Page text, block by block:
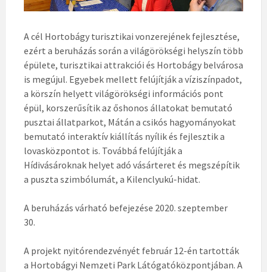
A cél Hortobágy turisztikai vonzerejének fejlesztése,
ezért a beruházás során a világörökségi helyszín több
épülete, turisztikai attrakciói és Hortobágy belvárosa
is megújul. Egyebek mellett felújítják a víziszínpadot,
a körszín helyett világörökségi információs pont
épül, korszerűsítik az őshonos állatokat bemutató
pusztai állatparkot, Mátán a csikós hagyományokat
bemutató interaktív kiállítás nyílik és fejlesztik a
lovasközpontot is. Továbbá felújítják a
Hídivásároknak helyet adó vásárteret és megszépítik
a puszta szimbólumát, a Kilenclyukú-hidat.
A beruházás várható befejezése 2020. szeptember
30.
A projekt nyitórendezvényét február 12-én tartották
a Hortobágyi Nemzeti Park Látógatóközpontjában. A